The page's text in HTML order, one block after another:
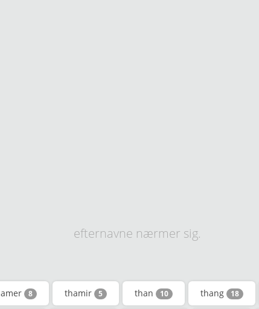
efternavne nærmer sig.
8 thamir 5 than 10 thang 18